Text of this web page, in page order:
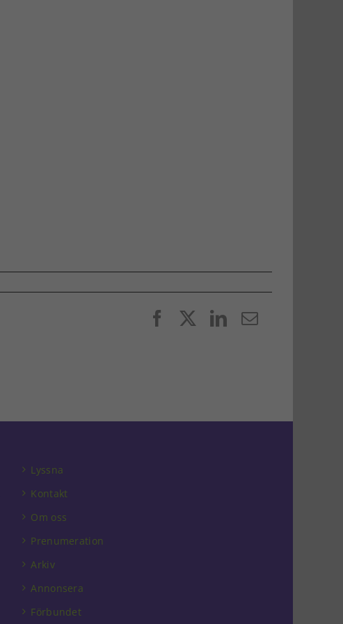
FacebookLinkedIn
E-
Lyssna
Kontakt
Om oss
Prenumeration
Arkiv
Annonsera
Förbundet